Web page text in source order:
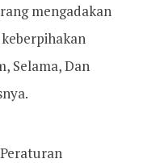
mengadakan
Selama, Dan